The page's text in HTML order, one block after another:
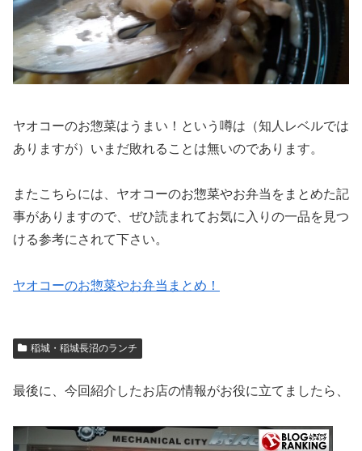
ヤオコーのお惣菜はうまい！という噂は（知人レベルでは
ありますが）いまだ敗れることは無いのであります。
またこちらには、ヤオコーのお惣菜やお弁当をまとめた記
事がありますので、ぜひ読まれてお気に入りの一品を見つ
ける参考にされて下さい。
ヤオコーのお惣菜やお弁当まとめ！
稲城・稲城長沼のランチ
最後に、今回紹介したお店の情報がお役に立てましたら、